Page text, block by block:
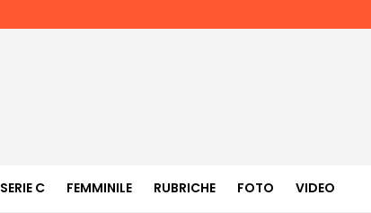
SERIE C FEMMINILE RUBRICHE FOTO VIDEO